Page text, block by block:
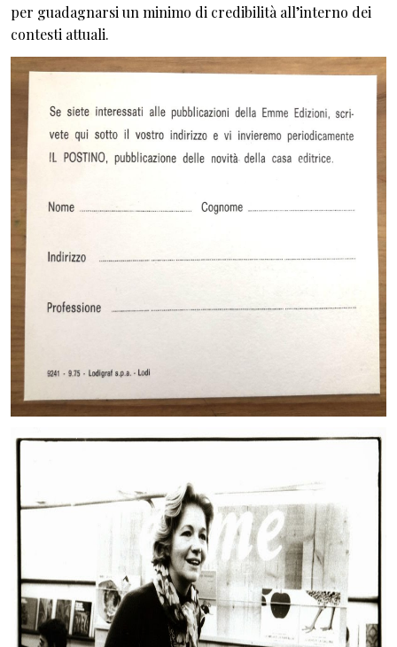
per guadagnarsi un minimo di credibilità all’interno dei
contesti attuali.